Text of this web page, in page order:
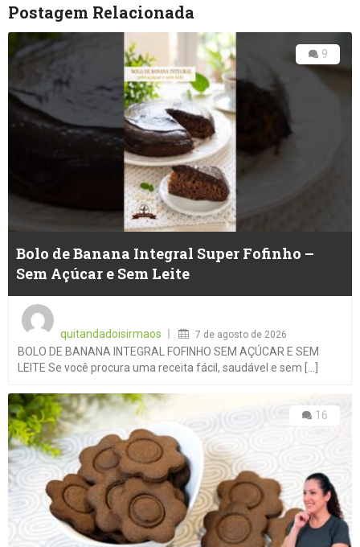
Postagem Relacionada
9
Bolo de Banana Integral Super Fofinho –
Sem Açúcar e Sem Leite
quitandadoisirmaos
7 de agosto de 2026
BOLO DE BANANA INTEGRAL FOFINHO SEM AÇÚCAR E SEM
LEITE Se você procura uma receita fácil, saudável e sem [...]
16